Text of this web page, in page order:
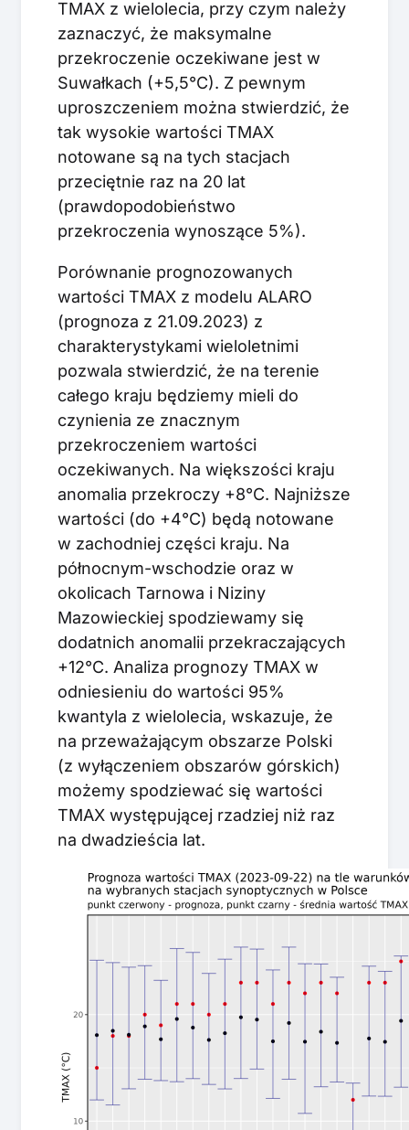
TMAX z wielolecia, przy czym należy
zaznaczyć, że maksymalne
przekroczenie oczekiwane jest w
Suwałkach (+5,5°C). Z pewnym
uproszczeniem można stwierdzić, że
tak wysokie wartości TMAX
notowane są na tych stacjach
przeciętnie raz na 20 lat
(prawdopodobieństwo
przekroczenia wynoszące 5%).
Porównanie prognozowanych
wartości TMAX z modelu ALARO
(prognoza z 21.09.2023) z
charakterystykami wieloletnimi
pozwala stwierdzić, że na terenie
całego kraju będziemy mieli do
czynienia ze znacznym
przekroczeniem wartości
oczekiwanych. Na większości kraju
anomalia przekroczy +8°C. Najniższe
wartości (do +4°C) będą notowane
w zachodniej części kraju. Na
północnym-wschodzie oraz w
okolicach Tarnowa i Niziny
Mazowieckiej spodziewamy się
dodatnich anomalii przekraczających
+12°C. Analiza prognozy TMAX w
odniesieniu do wartości 95%
kwantyla z wielolecia, wskazuje, że
na przeważającym obszarze Polski
(z wyłączeniem obszarów górskich)
możemy spodziewać się wartości
TMAX występującej rzadziej niż raz
na dwadzieścia lat.